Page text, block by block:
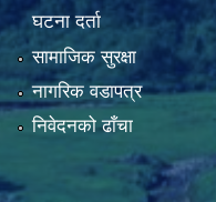
घटना दर्ता
सामाजिक सुरक्षा
नागरिक वडापत्र
निवेदनको ढाँचा